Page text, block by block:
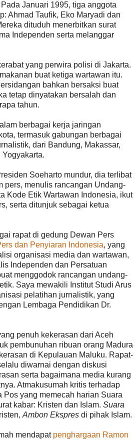
Januari 1995, tiga anggota
Ahmad Taufik, Eko Maryadi dan
dituduh menerbitkan surat
Independen serta melanggar
yang perwira polisi di Jakarta.
buat ketiga wartawan itu.
bahkan bersaksi buat
tetap dinyatakan bersalah dan
tahun.
berbagai kerja jaringan
termasuk gabungan berbagai
dari Bandung, Makassar,
Yogyakarta.
Soeharto mundur, dia terlibat
pers, menulis rancangan Undang-
Kode Etik Wartawan Indonesia, ikut
serta ditunjuk sebagai ketua
rapat di gedung Dewan Pers
dan Penyiaran Indonesia, yang
organisasi media dan wartawan,
Independen dan Persatuan
menggodok rancangan undang-
Saya mewakili Institut Studi Arus
pelatihan jurnalistik, yang
Lembaga Pendidikan Dr.
penuh kekerasan dari Aceh
pembunuhan ribuan orang Madura
di Kepulauan Maluku. Rapat-
diwarnai dengan diskusi
serta bagaimana media kurang
Atmakusumah kritis terhadap
Pos yang memecah harian Suara
kabar: Kristen dan Islam. Suara
Ambon Ekspres di pihak Islam.
mendapat penghargaan Ramon